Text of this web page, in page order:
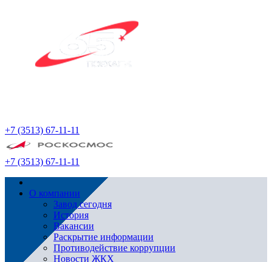
+7 (3513) 67-11-11
+7 (3513) 67-11-11
О компании
Завод сегодня
История
Вакансии
Раскрытие информации
Противодействие коррупции
Новости ЖКХ